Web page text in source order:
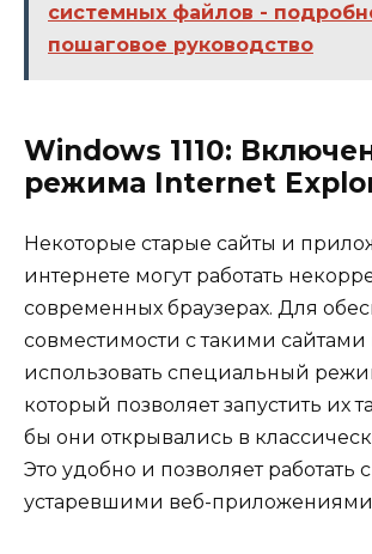
системных файлов -
пошаговое руководство
Windows 1110:
режима Internet
Некоторые старые сайты и
интернете могут работать
современных браузерах. Для
совместимости с такими
использовать специальный
который позволяет запустить их
бы они открывались в
Это удобно и позволяет работать с
устаревшими веб-приложениями